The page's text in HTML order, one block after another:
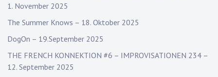
1. November 2025
The Summer Knows – 18. Oktober 2025
DogOn – 19.September 2025
THE FRENCH KONNEKTION #6 – IMPROVISATIONEN 234 –
12. September 2025